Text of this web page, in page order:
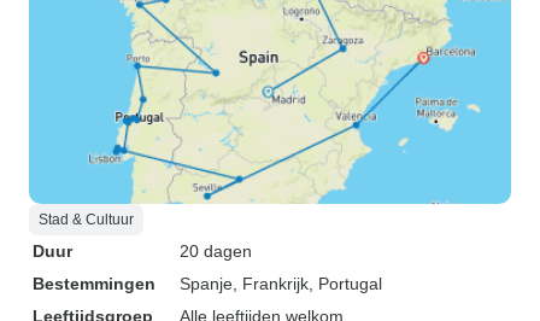
Stad & Cultuur
Duur
20 dagen
Bestemmingen
Spanje , Frankrijk , Portugal
Leeftijdsgroep
Alle leeftijden welkom